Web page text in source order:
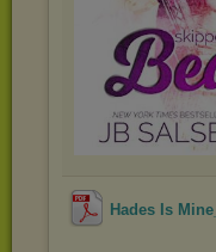
Hades Is